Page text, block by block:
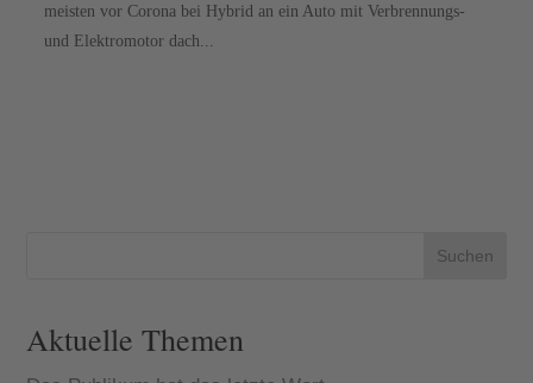
meisten vor Corona bei Hybrid an ein Auto mit Verbrennungs-
und Elektromotor dach...
Suchen
Aktuelle Themen